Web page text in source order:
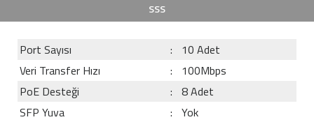
SSS
Port Sayısı :
10 Adet
Veri Transfer Hızı
:
100Mbps
PoE Desteği
: 8 Adet
SFP Yuva
: Yok